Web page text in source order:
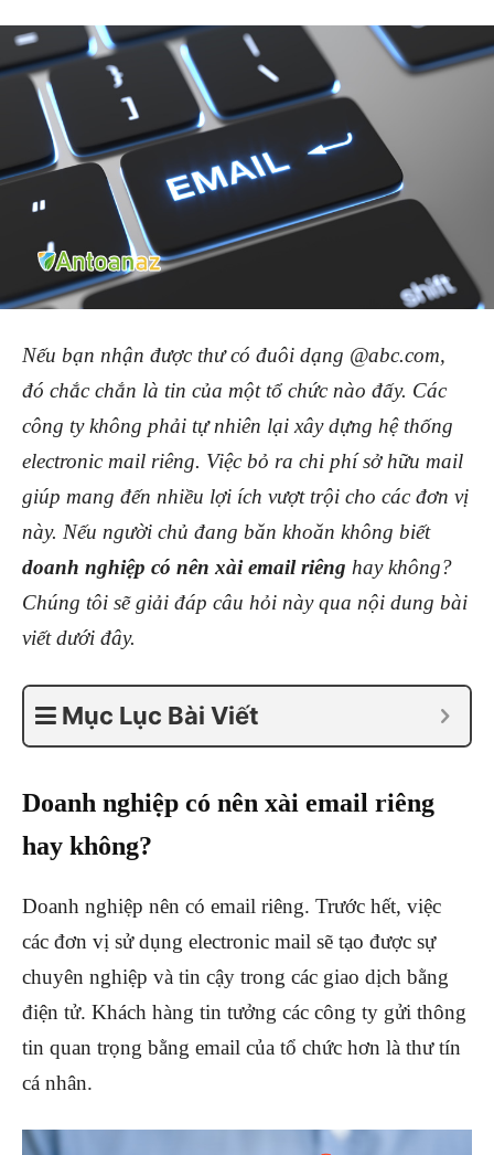
Nếu bạn nhận được thư có đuôi dạng @abc.com,
đó chắc chắn là tin của một tổ chức nào đấy. Các
công ty không phải tự nhiên lại xây dựng hệ thống
electronic mail riêng. Việc bỏ ra chi phí sở hữu mail
giúp mang đến nhiều lợi ích vượt trội cho các đơn vị
này. Nếu người chủ đang băn khoăn không biết
doanh nghiệp có nên xài email riêng hay không?
Chúng tôi sẽ giải đáp câu hỏi này qua nội dung bài
viết dưới đây.
Mục Lục Bài Viết
Doanh nghiệp có nên xài email riêng
hay không?
Doanh nghiệp nên có email riêng. Trước hết, việc
các đơn vị sử dụng electronic mail sẽ tạo được sự
chuyên nghiệp và tin cậy trong các giao dịch bằng
điện tử. Khách hàng tin tưởng các công ty gửi thông
tin quan trọng bằng email của tổ chức hơn là thư tín
cá nhân.